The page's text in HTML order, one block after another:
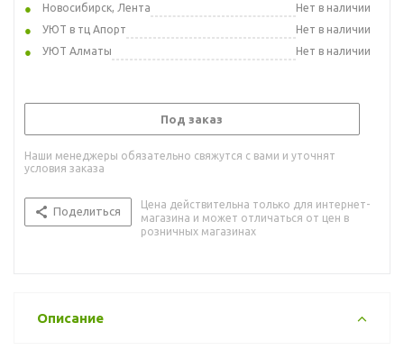
Новосибирск, Лента
Нет в наличии
УЮТ в тц Апорт
Нет в наличии
УЮТ Алматы
Нет в наличии
Под заказ
Наши менеджеры обязательно свяжутся с вами и уточнят
условия заказа
Поделиться
Цена действительна только для интернет-
магазина и может отличаться от цен в
розничных магазинах
Описание